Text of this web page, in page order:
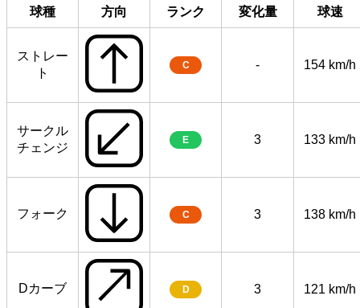
球種 方向 ランク 変化量 球速
ストレー
ト
C - 154 km/h
サークル
チェンジ
E 3 133 km/h
フォーク C 3 138 km/h
Dカーブ D 3 121 km/h